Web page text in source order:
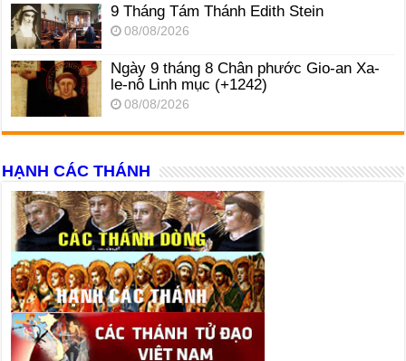
9 Tháng Tám Thánh Edith Stein
08/08/2026
Ngày 9 tháng 8 Chân phước Gio-an Xa-
le-nô Linh mục (+1242)
08/08/2026
HẠNH CÁC THÁNH